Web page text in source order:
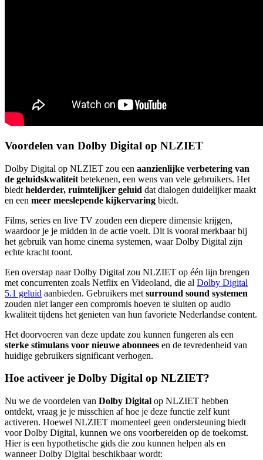
Voordelen van Dolby Digital op NLZIET
Dolby Digital op NLZIET zou een aanzienlijke verbetering van
de geluidskwaliteit betekenen, een wens van vele gebruikers. Het
biedt helderder, ruimtelijker geluid dat dialogen duidelijker maakt
en een meer meeslepende kijkervaring biedt.
Films, series en live TV zouden een diepere dimensie krijgen,
waardoor je je midden in de actie voelt. Dit is vooral merkbaar bij
het gebruik van home cinema systemen, waar Dolby Digital zijn
echte kracht toont.
Een overstap naar Dolby Digital zou NLZIET op één lijn brengen
met concurrenten zoals Netflix en Videoland, die al Dolby Digital
5.1 geluid aanbieden. Gebruikers met surround sound systemen
zouden niet langer een compromis hoeven te sluiten op audio
kwaliteit tijdens het genieten van hun favoriete Nederlandse content.
Het doorvoeren van deze update zou kunnen fungeren als een
sterke stimulans voor nieuwe abonnees en de tevredenheid van
huidige gebruikers significant verhogen.
Hoe activeer je Dolby Digital op NLZIET?
Nu we de voordelen van Dolby Digital op NLZIET hebben
ontdekt, vraag je je misschien af hoe je deze functie zelf kunt
activeren. Hoewel NLZIET momenteel geen ondersteuning biedt
voor Dolby Digital, kunnen we ons voorbereiden op de toekomst.
Hier is een hypothetische gids die zou kunnen helpen als en
wanneer Dolby Digital beschikbaar wordt: